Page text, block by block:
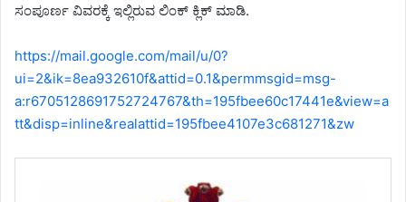
ಸಂಪೂರ್ಣ ವಿವರಕ್ಕೆ ಇಲ್ಲಿರುವ ಲಿಂಕ್ ಕ್ಲಿಕ್ ಮಾಡಿ.
https://mail.google.com/mail/u/0?
ui=2&ik=8ea932610f&attid=0.1&permmsgid=msg-
a:r6705128691752724767&th=195fbee60c17441e&view=a
tt&disp=inline&realattid=195fbee4107e3c681271&zw